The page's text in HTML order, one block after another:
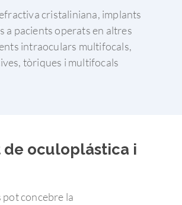
cristaliniana, implants
a pacients operats en altres
intraoculars multifocals,
tòriques i multifocals
de oculoplástica i
pot concebre la